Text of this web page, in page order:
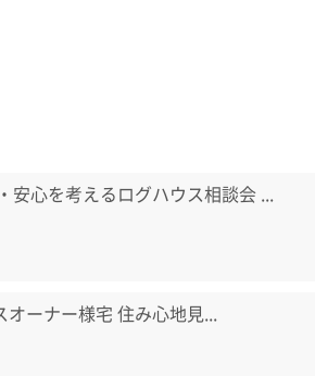
安心を考えるログハウス相談会 ...
ーナー様宅 住み心地見...